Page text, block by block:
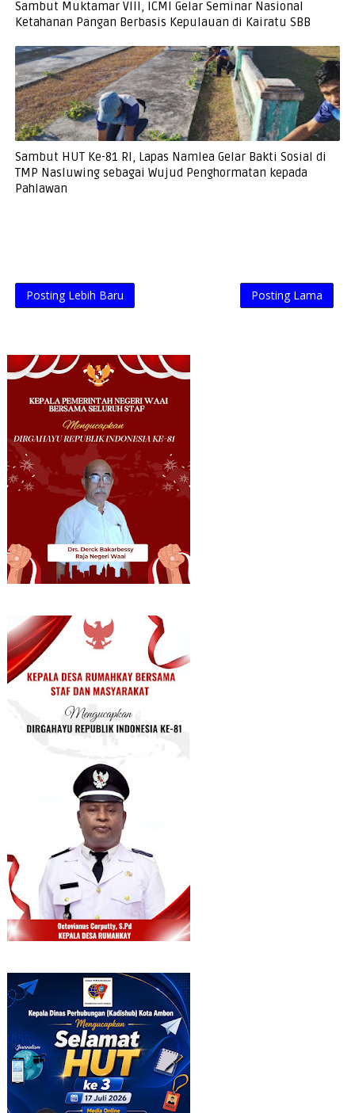
Sambut Muktamar VIII, ICMI Gelar Seminar Nasional
Ketahanan Pangan Berbasis Kepulauan di Kairatu SBB
Sambut HUT Ke-81 RI, Lapas Namlea Gelar Bakti Sosial di
TMP Nasluwing sebagai Wujud Penghormatan kepada
Pahlawan
Posting Lebih Baru Posting Lama